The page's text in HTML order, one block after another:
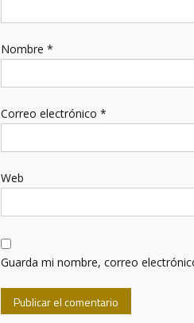
Nombre *
Correo electrónico *
Web
Guarda mi nombre, correo